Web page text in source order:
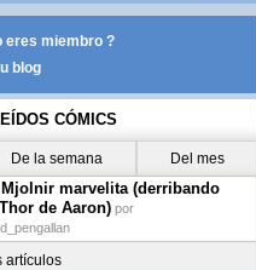
eres miembro ?
blog
CÓMICS
De la semana Del mes
Mjolnir marvelita (derribando
de Aaron) por
artículos